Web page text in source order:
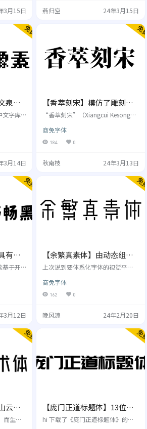
提高高
装店，
3月15日
文、韩文和其他几十种语言符号。
本的文泉驿点阵宋体的中英文点
泉驿正黑为非衬线字体，…
燕归空 24年3月15日
泉驿
产生
文字库
，收
汉字
本字体
所
v2（附
3月14日
【香萃刻宋】模仿了雕刻宋
体的外观特点，富有文学感
“香萃刻宋”（Xiangcui Kesong）
而成的中文字体，支持简繁汉字，
允许个人或企业免费商用。“香萃
扁刻宋”（Xiangcui Bian Kesong）
了雕刻宋体的外观特点，通过仿古
征。字体笔画尖锐，特色明显，视
普遍使用旧字形，同时适用于标题
和…
商免字体
184 0
秋南枝 24年3月13日
有独
味与
基于开
繁汉
列或
的波
种场
企业免
体原有
脚，改
3月12日
【余繁真素体】由动态组字
技术生成的中文字体
上次说到要体系化字体的视觉平
定。 现理论对于正字类字体还稍显
不足，但对简单创意类字体是手拿
把掐。 这个版本的真素体完全重制
成一个中文字体而言，这样的时间
数学书一样的字形平衡理论估计在
随意 字体风格 使用许可 本字体以
SI…
商免字体
162 0
晚风凉 24年2月20日
云发
商用
生，3
【庞门正道标题体】13位字
体设计师耗资超过10万元联
hi 下载了《庞门正道标题体》的